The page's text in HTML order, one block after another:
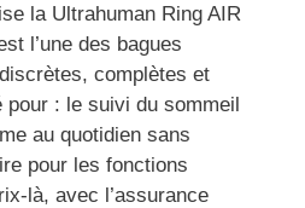
la Ultrahuman Ring AIR
l’une des bagues
complètes et
pour : le suivi du sommeil
au quotidien sans
pour les fonctions
là, avec l’assurance